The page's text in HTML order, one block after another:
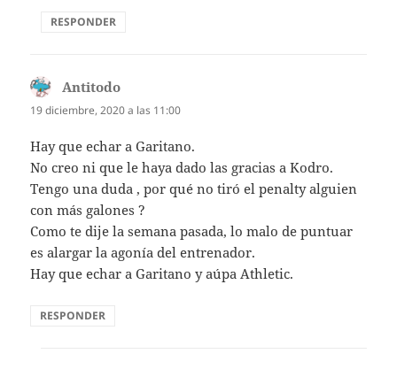
RESPONDER
Antitodo
19 diciembre, 2020 a las 11:00
Hay que echar a Garitano.
No creo ni que le haya dado las gracias a Kodro.
Tengo una duda , por qué no tiró el penalty alguien
con más galones ?
Como te dije la semana pasada, lo malo de puntuar
es alargar la agonía del entrenador.
Hay que echar a Garitano y aúpa Athletic.
RESPONDER